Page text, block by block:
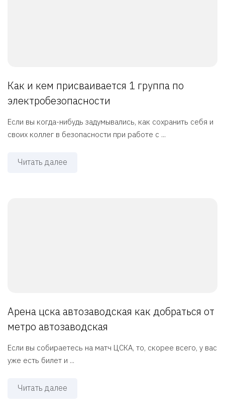
Как и кем присваивается 1 группа по
электробезопасности
Если вы когда-нибудь задумывались, как сохранить себя и
своих коллег в безопасности при работе с ...
Читать далее
Арена цска автозаводская как добраться от
метро автозаводская
Если вы собираетесь на матч ЦСКА, то, скорее всего, у вас
уже есть билет и ...
Читать далее